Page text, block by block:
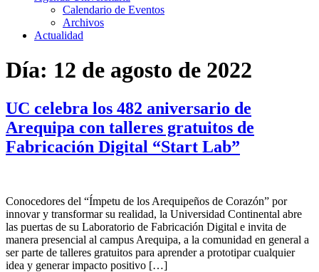
Calendario de Eventos
Archivos
Actualidad
Día: 12 de agosto de 2022
UC celebra los 482 aniversario de
Arequipa con talleres gratuitos de
Fabricación Digital “Start Lab”
Conocedores del “Ímpetu de los Arequipeños de Corazón” por
innovar y transformar su realidad, la Universidad Continental abre
las puertas de su Laboratorio de Fabricación Digital e invita de
manera presencial al campus Arequipa, a la comunidad en general a
ser parte de talleres gratuitos para aprender a prototipar cualquier
idea y generar impacto positivo […]